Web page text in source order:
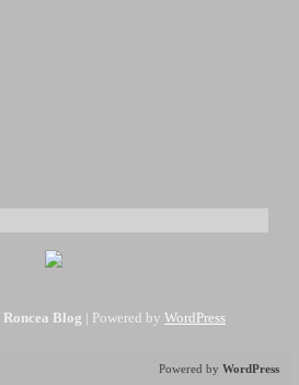
Blog | Powered by WordPress
Powered by WordPress